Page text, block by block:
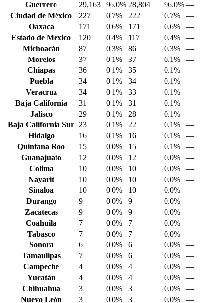
Guerrero
29,163 96.0% 28,804 96.0% —
Ciudad de México
227 0.7% 222 0.7%
—
Oaxaca
171 0.6% 171 0.6%
—
Estado de México
120 0.4% 117 0.4%
—
Michoacán
87 0.3% 86 0.3%
—
Morelos
37 0.1% 37 0.1%
—
Chiapas
36 0.1% 35 0.1%
—
Puebla
34 0.1% 34 0.1%
—
Veracruz
34 0.1% 33 0.1%
—
Baja California
31 0.1% 31 0.1%
—
Jalisco
29 0.1% 28 0.1%
—
Baja California Sur 23 0.1% 22 0.1%
—
Hidalgo
16 0.1% 16 0.1%
—
Quintana Roo
15 0.0% 15 0.1%
—
Guanajuato
12 0.0% 12 0.0%
—
Colima
10 0.0% 10 0.0%
—
Nayarit
10 0.0% 10 0.0%
—
Sinaloa
10 0.0% 10 0.0%
—
Durango
9 0.0% 9 0.0%
—
Zacatecas
9 0.0% 9 0.0%
—
Coahuila
7 0.0% 7 0.0%
—
Tabasco
7 0.0% 7 0.0%
—
Sonora
6 0.0% 6 0.0%
—
Tamaulipas
7 0.0% 6 0.0%
—
Campeche
4 0.0% 4 0.0%
—
Yucatán
4 0.0% 4 0.0%
—
Chihuahua
3 0.0% 3 0.0%
—
Nuevo León
3 0.0% 3 0.0% —